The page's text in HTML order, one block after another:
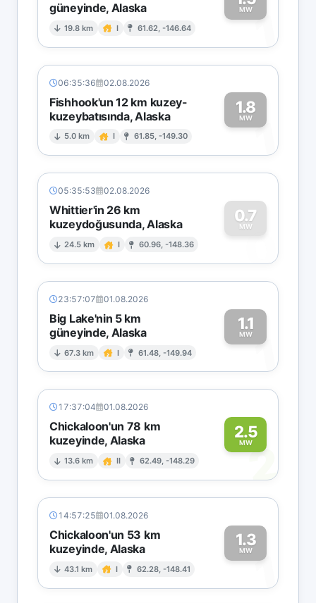
güneyinde, Alaska
19.8 km I 61.62, -146.64
MW1
06:35:36 02.08.2026
Fishhook'un 12 km kuzey-
kuzeybatısında, Alaska
5.0 km I 61.85, -149.30
1.8
MW1
05:35:53 02.08.2026
Whittier'in 26 km
kuzeydoğusunda, Alaska
24.5 km I 60.96, -148.36
0.7
MW
0
23:57:07 01.08.2026
Big Lake'nin 5 km
güneyinde, Alaska
67.3 km I 61.48, -149.94
1.1
MW1
17:37:04 01.08.2026
Chickaloon'un 78 km
kuzeyinde, Alaska
13.6 km II 62.49, -148.29
2.5
MW2
14:57:25 01.08.2026
Chickaloon'un 53 km
kuzeyinde, Alaska
43.1 km I 62.28, -148.41
1.3
MW1